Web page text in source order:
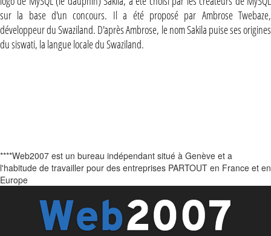
sur la base d'un concours. Il a été proposé par Ambrose Twebaze,
développeur du Swaziland. D'après Ambrose, le nom Sakila puise ses origines
du siswati, la langue locale du Swaziland.
****Web2007 est un bureau indépendant situé à Genève et a
l'habitude de travailler pour des entreprises PARTOUT en France et en
Europe